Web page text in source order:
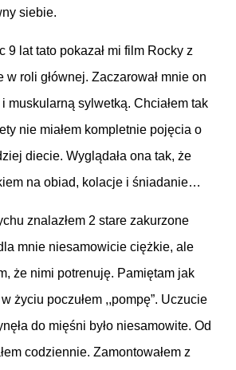
siebie.
9 lat tato pokazał mi film Rocky z
w roli głównej. Zaczarował mnie on
muskularną sylwetką. Chciałem tak
nie miałem kompletnie pojęcia o
diecie. Wyglądała ona tak, że
na obiad, kolacje i śniadanie…
znalazłem 2 stare zakurzone
mnie niesamowicie ciężkie, ale
że nimi potrenuję. Pamiętam jak
życiu poczułem ,,pompę”. Uczucie
do mięśni było niesamowite. Od
codziennie. Zamontowałem z